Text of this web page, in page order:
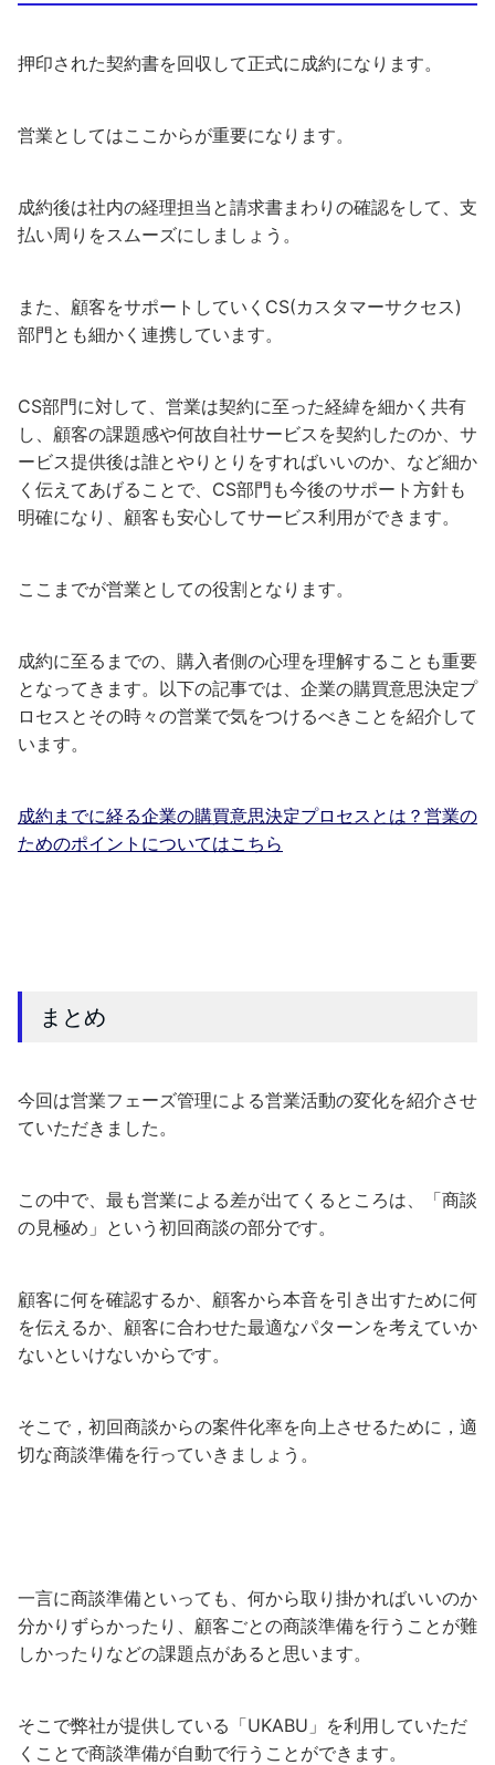
押印された契約書を回収して正式に成約になります。
営業としてはここからが重要になります。
成約後は社内の経理担当と請求書まわりの確認をして、支
払い周りをスムーズにしましょう。
また、顧客をサポートしていくCS(カスタマーサクセス)
部門とも細かく連携しています。
CS部門に対して、営業は契約に至った経緯を細かく共有
し、顧客の課題感や何故自社サービスを契約したのか、サ
ービス提供後は誰とやりとりをすればいいのか、など細か
く伝えてあげることで、CS部門も今後のサポート方針も
明確になり、顧客も安心してサービス利用ができます。
ここまでが営業としての役割となります。
成約に至るまでの、購入者側の心理を理解することも重要
となってきます。以下の記事では、企業の購買意思決定プ
ロセスとその時々の営業で気をつけるべきことを紹介して
います。
成約までに経る企業の購買意思決定プロセスとは？営業の
ためのポイントについてはこちら
まとめ
今回は営業フェーズ管理による営業活動の変化を紹介させ
ていただきました。
この中で、最も営業による差が出てくるところは、「商談
の見極め」という初回商談の部分です。
顧客に何を確認するか、顧客から本音を引き出すために何
を伝えるか、顧客に合わせた最適なパターンを考えていか
ないといけないからです。
そこで，初回商談からの案件化率を向上させるために，適
切な商談準備を行っていきましょう。
一言に商談準備といっても、何から取り掛かればいいのか
分かりずらかったり、顧客ごとの商談準備を行うことが難
しかったりなどの課題点があると思います。
そこで弊社が提供している「UKABU」を利用していただ
くことで商談準備が自動で行うことができます。